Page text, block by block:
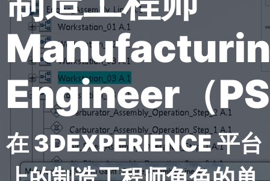
Engineer（
在 3DEXPERIENCE 平台